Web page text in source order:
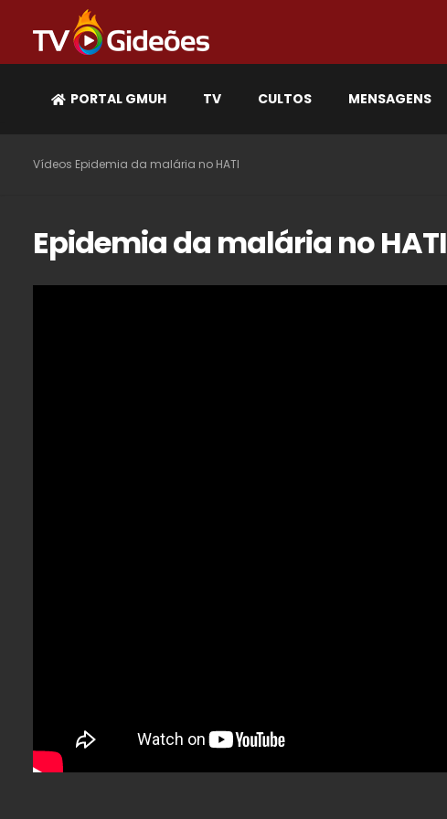
PORTAL GMUH TV CULTOS MENSAGENS
Vídeos Epidemia da malária no HATI
Epidemia da malária no HATI